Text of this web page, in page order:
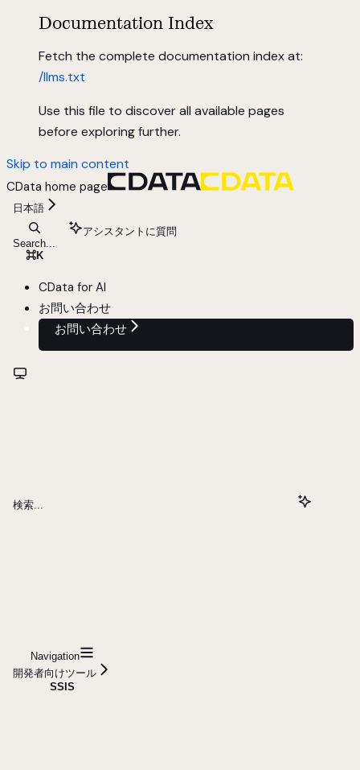
Documentation Index
Fetch the complete documentation index at:
/llms.txt
Use this file to discover all available pages
before exploring further.
Skip to main content
CData home page
日本語
Search...
⌘K
アシスタントに質問
CData for AI
お問い合わせ
お問い合わせ
検索...
Navigation
開発者向けツール
SSIS